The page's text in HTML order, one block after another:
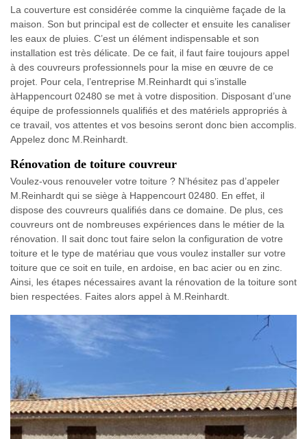
La couverture est considérée comme la cinquième façade de la
maison. Son but principal est de collecter et ensuite les canaliser
les eaux de pluies. C’est un élément indispensable et son
installation est très délicate. De ce fait, il faut faire toujours appel
à des couvreurs professionnels pour la mise en œuvre de ce
projet. Pour cela, l’entreprise M.Reinhardt qui s’installe
àHappencourt 02480 se met à votre disposition. Disposant d’une
équipe de professionnels qualifiés et des matériels appropriés à
ce travail, vos attentes et vos besoins seront donc bien accomplis.
Appelez donc M.Reinhardt.
Rénovation de toiture couvreur
Voulez-vous renouveler votre toiture ? N’hésitez pas d’appeler
M.Reinhardt qui se siège à Happencourt 02480. En effet, il
dispose des couvreurs qualifiés dans ce domaine. De plus, ces
couvreurs ont de nombreuses expériences dans le métier de la
rénovation. Il sait donc tout faire selon la configuration de votre
toiture et le type de matériau que vous voulez installer sur votre
toiture que ce soit en tuile, en ardoise, en bac acier ou en zinc.
Ainsi, les étapes nécessaires avant la rénovation de la toiture sont
bien respectées. Faites alors appel à M.Reinhardt.